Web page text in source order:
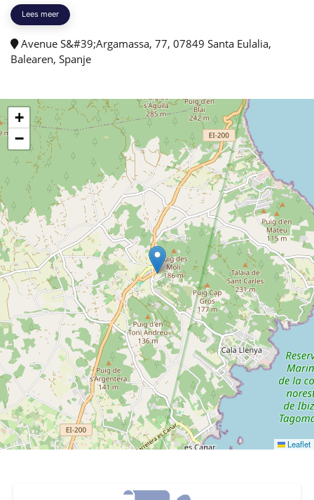
Lees meer
Avenue S&#39;Argamassa, 77, 07849 Santa Eulalia,
Balearen, Spanje
+
−
Leaflet